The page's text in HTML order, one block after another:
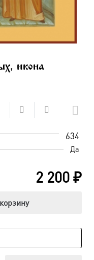
икона
634
Да
2 200₽